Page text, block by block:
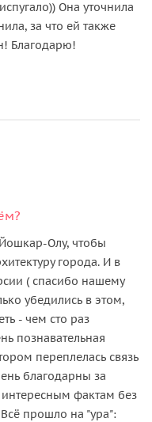
Она уточнила
за что ей также
Благодарю!
Олу, чтобы
города. И в
( спасибо нашему
убедились в этом,
- чем сто раз
познавательная
переплелась связь
благодарны за
фактам без
прошло на "ура":